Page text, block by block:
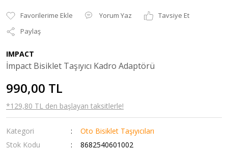
Yorum Yaz
Tavsiye Et
Paylaş
IMPACT
İmpact Bisiklet Taşıyıcı Kadro Adaptörü
990,00 TL
*129,80 TL den başlayan taksitlerle!
Kategori
Oto Bisiklet Taşıyıcıları
Stok Kodu
8682540601002